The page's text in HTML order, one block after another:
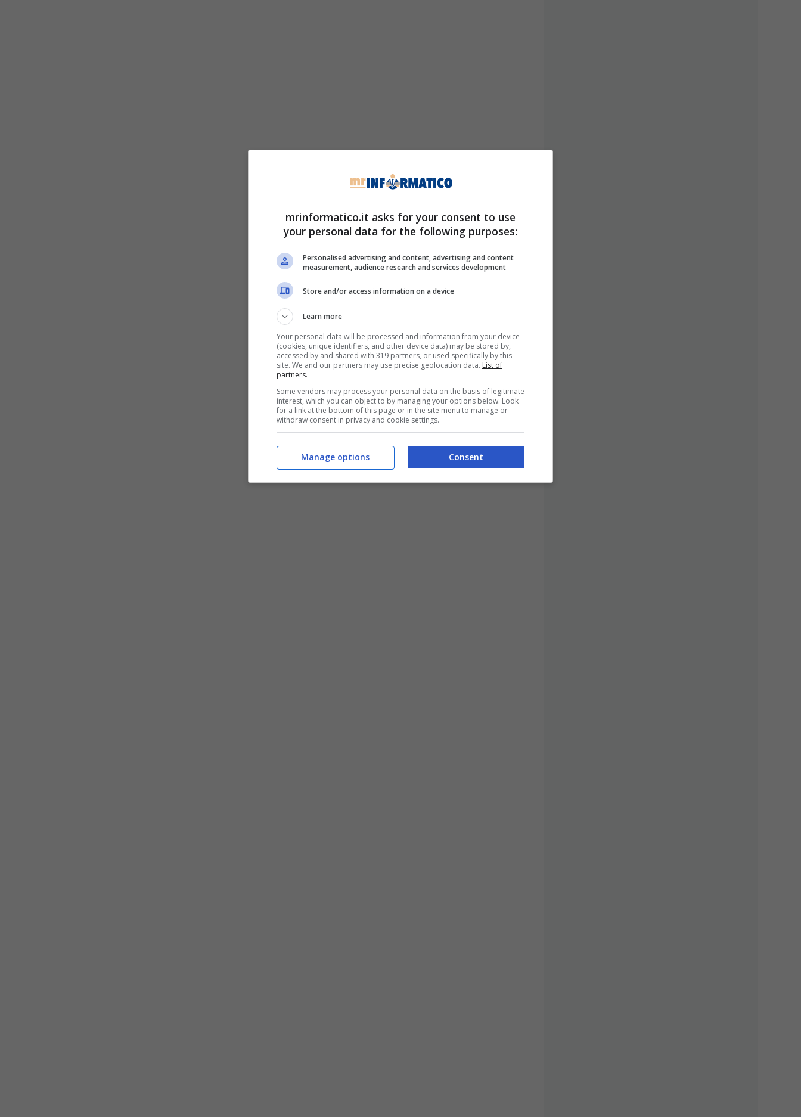
mrinformatico.it asks for your consent to use
your personal data for the following purposes:
Personalised advertising and content, advertising and content
measurement, audience research and services development
Store and/or access information on a device
Learn more
Your personal data will be processed and information from your device
(cookies, unique identifiers, and other device data) may be stored by,
accessed by and shared with 319 partners, or used specifically by this
site. We and our partners may use precise geolocation data. List of
partners.
Some vendors may process your personal data on the basis of legitimate
interest, which you can object to by managing your options below. Look
for a link at the bottom of this page or in the site menu to manage or
withdraw consent in privacy and cookie settings.
Consent
Manage options